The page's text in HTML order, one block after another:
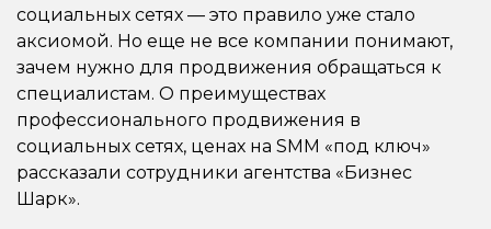
социальных сетях — это правило уже стало
аксиомой. Но еще не все компании понимают,
зачем нужно для продвижения обращаться к
специалистам. О преимуществах
профессионального продвижения в
социальных сетях, ценах на SMM «под ключ»
рассказали сотрудники агентства «Бизнес
Шарк».